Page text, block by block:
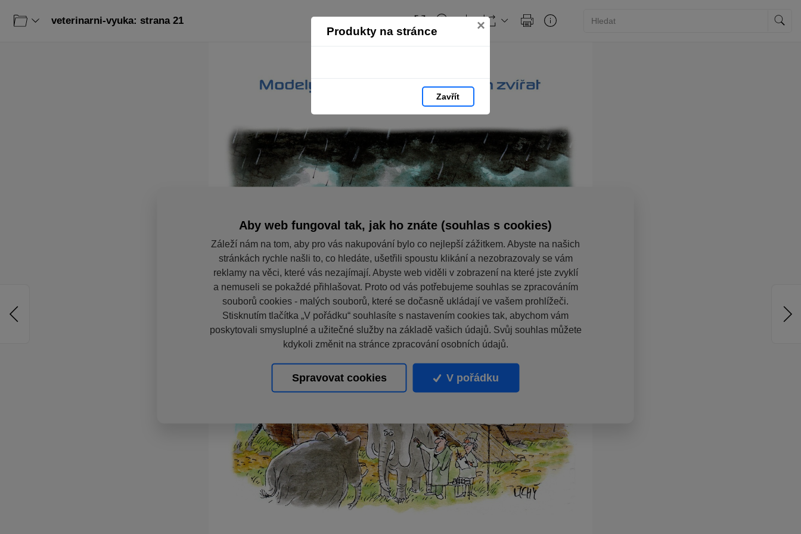
Produkty na stránce ×
Zavřít
veterinarni-vyuka: strana 21
Aby web fungoval tak, jak ho znáte (souhlas s cookies)
Záleží nám na tom, aby pro vás nakupování bylo co nejlepší zážitkem. Abyste na našich
stránkách rychle našli to, co hledáte, ušetřili spoustu klikání a nezobrazovaly se vám
reklamy na věci, které vás nezajímají. Abyste web viděli v zobrazení na které jste zvyklí
a nemuseli se pokaždé přihlašovat. Proto od vás potřebujeme souhlas se zpracováním
souborů cookies - malých souborů, které se dočasně ukládají ve vašem prohlížeči.
Stisknutím tlačítka „V pořádku“ souhlasíte s nastavením cookies tak, abychom vám
poskytovali smysluplné a užitečné služby na základě vašich údajů. Svůj souhlas můžete
kdykoli změnit na stránce zpracování osobních údajů.
Spravovat cookies V pořádku